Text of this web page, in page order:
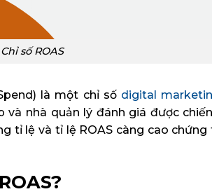
Chỉ số ROAS
là một chỉ số digital
nhà quản lý đánh giá được
tỉ lệ và tỉ lệ ROAS càng cao